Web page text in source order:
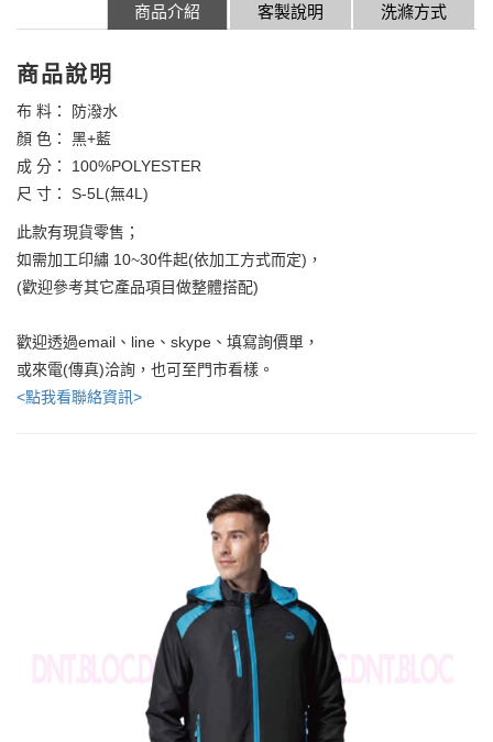
洗滌方式
客製說明
商品介紹
商品說明
布 料： 防潑水
顏 色： 黑+藍
成 分： 100%POLYESTER
尺 寸： S-5L(無4L)
此款有現貨零售；
如需加工印繡 10~30件起(依加工方式而定)，
(歡迎參考其它產品項目做整體搭配)
歡迎透過email、line、skype、填寫詢價單，
或來電(傳真)洽詢，也可至門市看樣。
<點我看聯絡資訊>